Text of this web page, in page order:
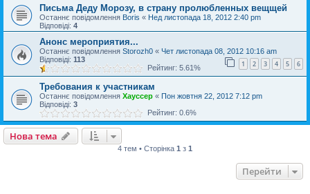
Письма Деду Морозу, в страну пролюбленных вещщей
Останнє повідомлення Boris « Нед листопада 18, 2012 2:40 pm
Відповіді: 4
Анонс мероприятия...
Останнє повідомлення Storozh0 « Чет листопада 08, 2012 10:16 am
Відповіді: 113 1 2 3 4 5 6
Рейтинг: 5.61%
Требования к участникам
Останнє повідомлення Хауссер « Пон жовтня 22, 2012 7:12 pm
Відповіді: 3
Рейтинг: 0.6%
Нова тема
4 тем • Сторінка 1 з 1
Перейти